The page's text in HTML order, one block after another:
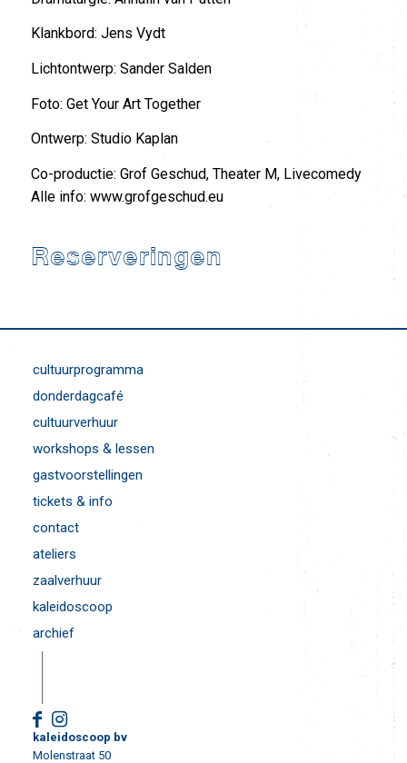
Klankbord: Jens Vydt
Lichtontwerp: Sander Salden
Foto: Get Your Art Together
Ontwerp: Studio Kaplan
Co-productie: Grof Geschud, Theater M, Livecomedy
Alle info: www.grofgeschud.eu
Reserveringen
cultuurprogramma
donderdagcafé
cultuurverhuur
workshops & lessen
gastvoorstellingen
tickets & info
contact
ateliers
zaalverhuur
kaleidoscoop
archief
kaleidoscoop bv
Molenstraat 50